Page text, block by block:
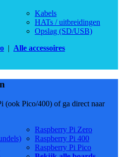
Kabels
HATs / uitbreidingen
Opslag (SD/USB)
| Alle accessoires
(ook Pico/400) of ga direct naar
Raspberry Pi Zero
Raspberry Pi 400
Raspberry Pi Pico